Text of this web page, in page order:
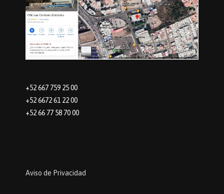
+52 667 759 25 00
+52 6672 61 22 00
+52 66 77 58 70 00
Aviso de Privacidad